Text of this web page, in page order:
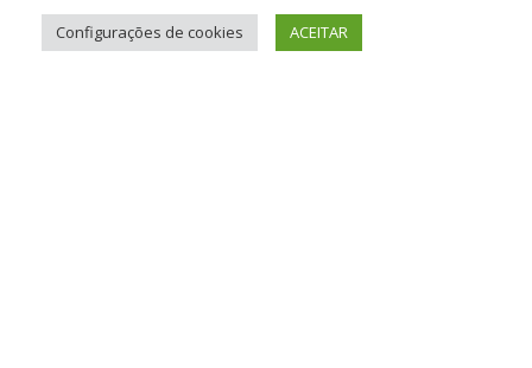
Configurações de cookies ACEITAR